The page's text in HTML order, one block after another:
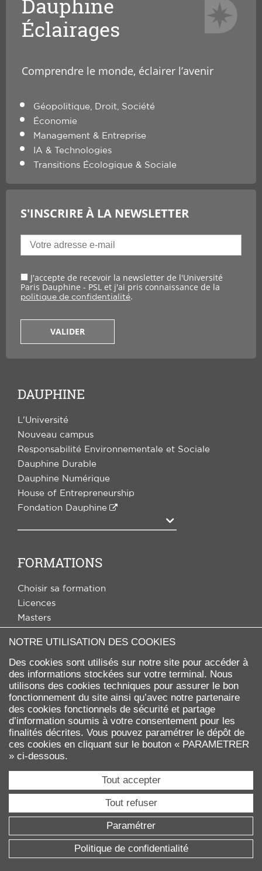
NOTRE UTILISATION DES COOKIES
Des cookies sont utilisés sur notre site pour accéder à
des informations stockées sur votre terminal. Nous
utilisons des cookies techniques pour assurer le bon
fonctionnement du site ainsi qu’avec notre partenaire
des cookies fonctionnels de sécurité et partage
d’information soumis à votre consentement pour les
finalités décrites. Vous pouvez paramétrer le dépôt de
ces cookies en cliquant sur le bouton « PARAMETRER
» ci-dessous.
Tout accepter
Tout refuser
Paramétrer
Politique de confidentialité
Dauphine
Éclairages
Comprendre le monde, éclairer l’avenir
Géopolitique, Droit, Société
Économie
Management & Entreprise
IA & Technologies
Transitions Écologique & Sociale
S'INSCRIRE À LA NEWSLETTER
J'accepte de recevoir la newsletter de l'Université
Paris Dauphine - PSL et j'ai pris connaissance de la
politique de confidentialité.
VALIDER
DAUPHINE
L'Université
Nouveau campus
Responsabilité Environnementale et Sociale
Dauphine Durable
Dauphine Numérique
House of Entrepreneurship
Fondation Dauphine
Agrandir
FORMATIONS
Choisir sa formation
Licences
Masters
Doctorats
Programmes Gradués
Executive Education
Agrandir
RECHERCHE
Recherche à Dauphine
CVthèque
Chaires et initiatives
Labellisation HRS4R
Projets nationaux et internationaux
Habilitation à diriger des recherches
Agrandir